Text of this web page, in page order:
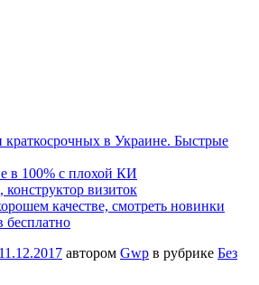
краткосрочных в Украине. Быстрые
в 100% с плохой КИ
визиток
качестве, смотреть новинки
11.12.2017 автором Gwp в рубрике Без